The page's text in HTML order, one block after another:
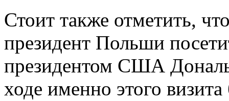
Стоит также отметить,
президент Польши
президентом США
ходе именно этого